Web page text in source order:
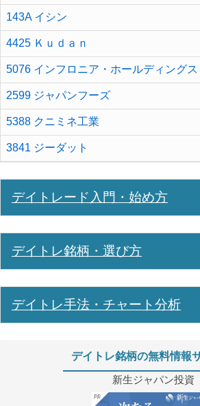
143A イシン
4425 Ｋｕｄａｎ
5076 インフロニア・ホールディングス
2599 ジャパンフーズ
5388 クニミネ工業
3841 ジーダット
デイトレード入門・始め方
デイトレ銘柄・選び方
デイトレ手法・チャート分析
デイトレ銘柄の無料情報
新生ジャパン投資